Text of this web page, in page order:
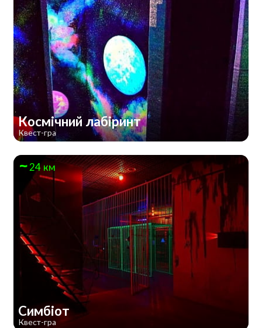
Космічний лабіринт
Квест-гра
24 км
Симбіот
Квест-гра